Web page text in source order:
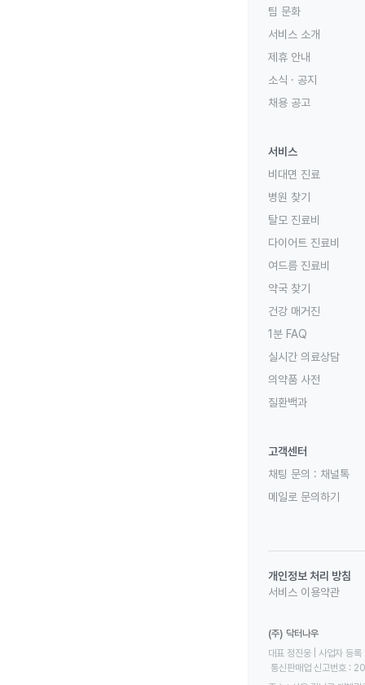
팀 문화
서비스 소개
제휴 안내
소식 · 공지
채용 공고
서비스
비대면 진료
병원 찾기
탈모 진료비
다이어트 진료비
여드름 진료비
약국 찾기
건강 매거진
1분 FAQ
실시간 의료상담
의약품 사전
질환백과
고객센터
채팅 문의 : 채널톡
메일로 문의하기
개인정보 처리 방침
서비스 이용약관
(주) 닥터나우
대표 정진웅 | 사업자
통신판매업 신고번호